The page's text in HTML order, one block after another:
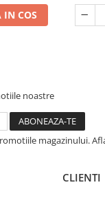
IN COS
noastre
magazinului.
CLIENTI